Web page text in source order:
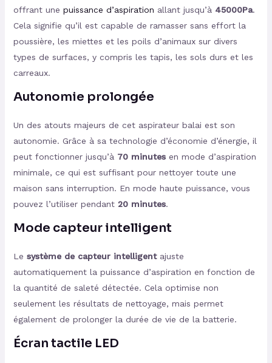
offrant une puissance d’aspiration allant jusqu’à 45000Pa.
Cela signifie qu’il est capable de ramasser sans effort la
poussière, les miettes et les poils d’animaux sur divers
types de surfaces, y compris les tapis, les sols durs et les
carreaux.
Autonomie prolongée
Un des atouts majeurs de cet aspirateur balai est son
autonomie. Grâce à sa technologie d’économie d’énergie, il
peut fonctionner jusqu’à 70 minutesen mode d’aspiration
minimale, ce qui est suffisant pour nettoyer toute une
maison sans interruption. En mode haute puissance, vous
pouvez l’utiliser pendant 20 minutes.
Mode capteur intelligent
Le système de capteur intelligentajuste
automatiquement la puissance d’aspiration en fonction de
la quantité de saleté détectée. Cela optimise non
seulement les résultats de nettoyage, mais permet
également de prolonger la durée de vie de la batterie.
Écran tactile LED